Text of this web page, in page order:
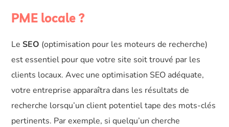
PME locale ?
LeSEO (optimisation pour les moteurs de recherche)
est essentiel pour que votre site soit trouvé par les
clients locaux. Avec une optimisation SEO adéquate,
votre entreprise apparaîtra dans les résultats de
recherche lorsqu’un client potentiel tape des mots-clés
pertinents. Par exemple, si quelqu’un cherche